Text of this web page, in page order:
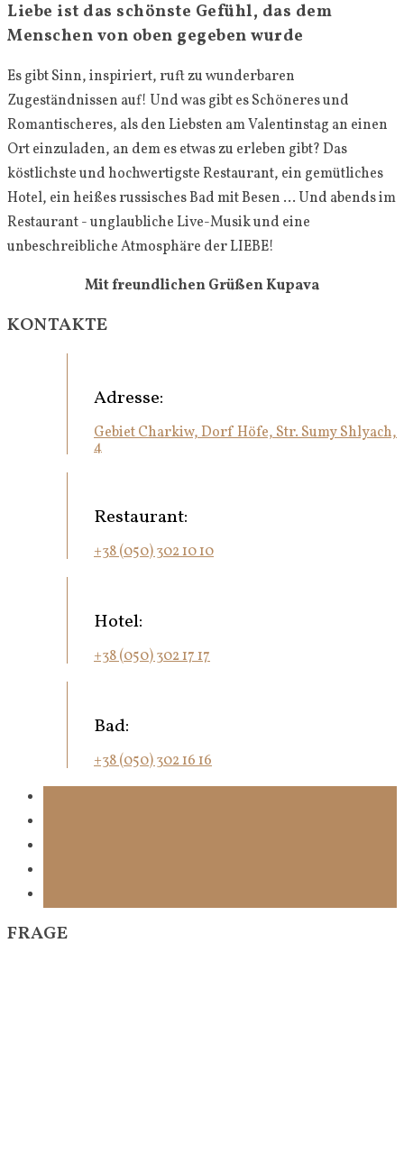
Liebe ist das schönste Gefühl, das dem
Menschen von oben gegeben wurde
Es gibt Sinn, inspiriert, ruft zu wunderbaren
Zugeständnissen auf! Und was gibt es Schöneres und
Romantischeres, als den Liebsten am Valentinstag an einen
Ort einzuladen, an dem es etwas zu erleben gibt? Das
köstlichste und hochwertigste Restaurant, ein gemütliches
Hotel, ein heißes russisches Bad mit Besen ... Und abends im
Restaurant - unglaubliche Live-Musik und eine
unbeschreibliche Atmosphäre der LIEBE!
Mit freundlichen Grüßen Kupava
KONTAKTE
Adresse:
Gebiet Charkiw, Dorf Höfe, Str. Sumy Shlyach,
4
Restaurant:
+38 (050) 302 10 10
Hotel:
+38 (050) 302 17 17
Bad:
+38 (050) 302 16 16
FRAGE